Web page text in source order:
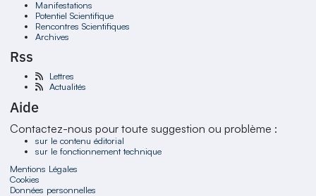
Manifestations
Potentiel Scientifique
Rencontres Scientifiques
Archives
Rss
Lettres
Actualités
Aide
Contactez-nous pour toute suggestion ou problème :
sur le contenu éditorial
sur le fonctionnement technique
Mentions Légales
Cookies
Données personnelles